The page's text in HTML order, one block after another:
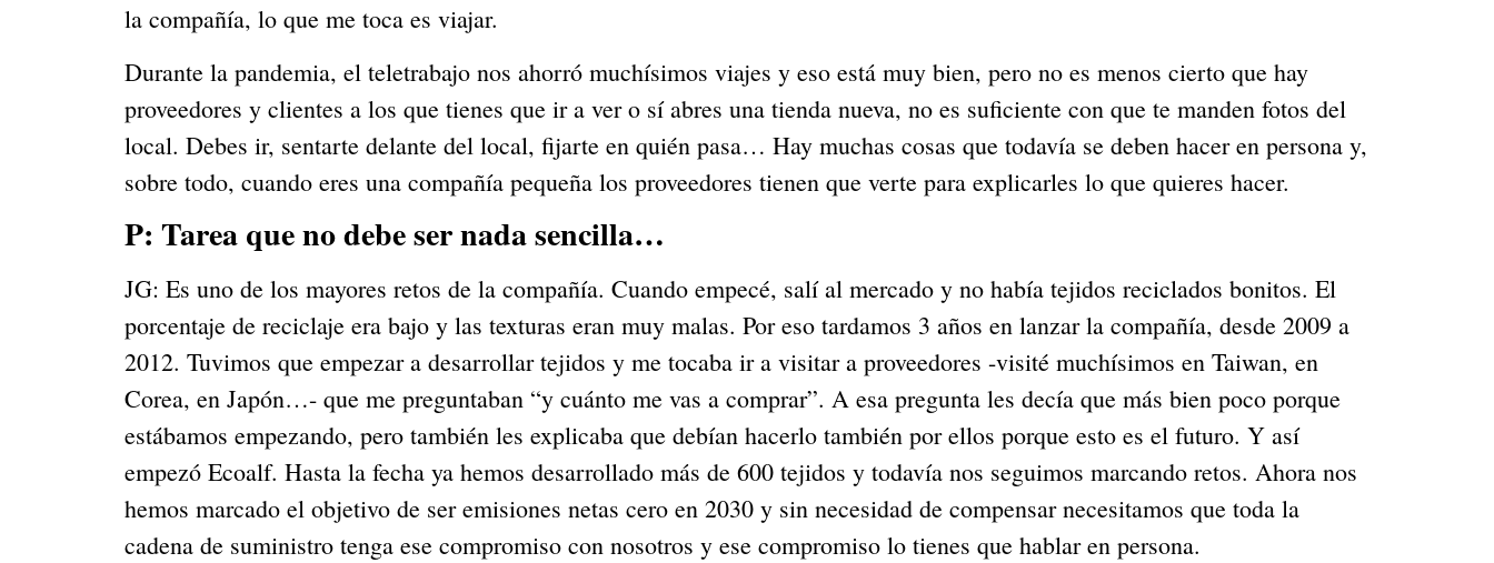
la compañía, lo que me toca es viajar.
Durante la pandemia, el teletrabajo nos ahorró muchísimos viajes y eso está muy bien, pero no es menos cierto que hay
proveedores y clientes a los que tienes que ir a ver o sí abres una tienda nueva, no es suficiente con que te manden fotos del
local. Debes ir, sentarte delante del local, fijarte en quién pasa… Hay muchas cosas que todavía se deben hacer en persona y,
sobre todo, cuando eres una compañía pequeña los proveedores tienen que verte para explicarles lo que quieres hacer.
P: Tarea que no debe ser nada sencilla…
JG: Es uno de los mayores retos de la compañía. Cuando empecé, salí al mercado y no había tejidos reciclados bonitos. El
porcentaje de reciclaje era bajo y las texturas eran muy malas. Por eso tardamos 3 años en lanzar la compañía, desde 2009 a
2012. Tuvimos que empezar a desarrollar tejidos y me tocaba ir a visitar a proveedores -visité muchísimos en Taiwan, en
Corea, en Japón…- que me preguntaban “y cuánto me vas a comprar”. A esa pregunta les decía que más bien poco porque
estábamos empezando, pero también les explicaba que debían hacerlo también por ellos porque esto es el futuro. Y así
empezó Ecoalf. Hasta la fecha ya hemos desarrollado más de 600 tejidos y todavía nos seguimos marcando retos. Ahora nos
hemos marcado el objetivo de ser emisiones netas cero en 2030 y sin necesidad de compensar necesitamos que toda la
cadena de suministro tenga ese compromiso con nosotros y ese compromiso lo tienes que hablar en persona.